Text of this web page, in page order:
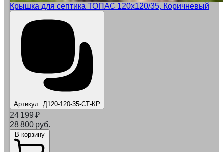
Крышка для септика ТОПАС 120х120/35, Коричневый
Артикул: Д120-120-35-СТ-КР
24 199 ₽
28 800 руб.